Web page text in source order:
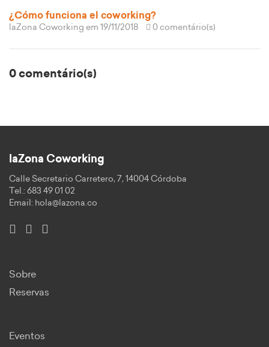
¿Cómo funciona el coworking?
laZona Coworking em 19/11/2018 0 comentário(s)
0 comentário(s)
laZona Coworking
Calle Secretario Carretero, 7, 14004 Córdoba
Tel.: 683 49 01 02
Email: hola@lazona.co
Sobre
Reservas
Eventos